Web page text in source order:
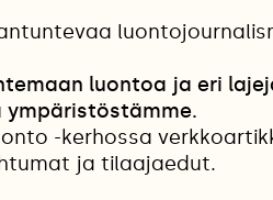
luontoa ja eri
-kerhossa
ja tilaajaedut.